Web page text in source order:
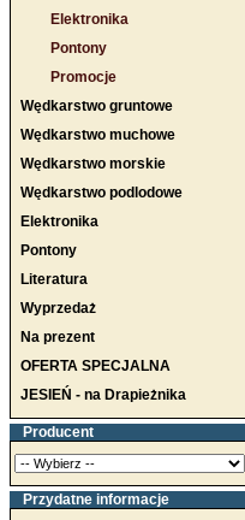
Elektronika
Pontony
Promocje
Wędkarstwo gruntowe
Wędkarstwo muchowe
Wędkarstwo morskie
Wędkarstwo podlodowe
Elektronika
Pontony
Literatura
Wyprzedaż
Na prezent
OFERTA SPECJALNA
JESIEŃ - na Drapieżnika
Producent
Przydatne informacje